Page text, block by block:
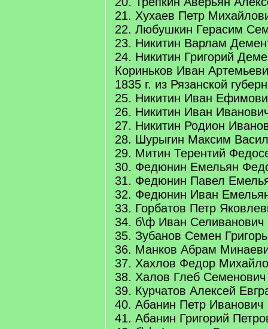
21. Хухаев Петр
22. Любушкин Герасим
23. Никитин Варлам
24. Никитин Григорий
Кориньков Иван
1835 г. из Рязанской
25. Никитин Иван
26. Никитин Иван
27. Никитин Родион
28. Шурыгин Максим
29. Митин Терентий
30. Федюнин Емельян
31. Федюнин Павел
32. Федюнин Иван
33. Горбатов Петр
34. б\ф Иван Селиванович
35. Зубанов Семен
36. Манков Абрам
37. Хахлов Федор
38. Халов Глеб Семенович
39. Курчатов Алексей
40. Абанин Петр Иванович
41. Абанин Григорий